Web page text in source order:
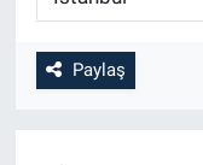
Paylaş